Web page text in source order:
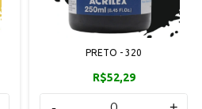
PRETO - 320
R$52,29